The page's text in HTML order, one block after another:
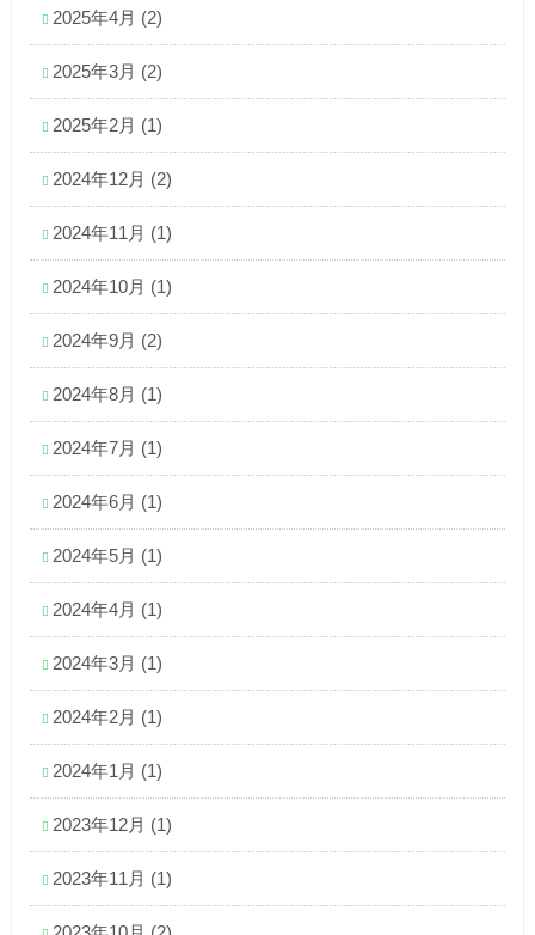
2025年4月 (2)
2025年3月 (2)
2025年2月 (1)
2024年12月 (2)
2024年11月 (1)
2024年10月 (1)
2024年9月 (2)
2024年8月 (1)
2024年7月 (1)
2024年6月 (1)
2024年5月 (1)
2024年4月 (1)
2024年3月 (1)
2024年2月 (1)
2024年1月 (1)
2023年12月 (1)
2023年11月 (1)